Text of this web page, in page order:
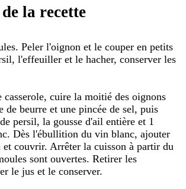
la recette
Peler l'oignon et le couper en petits
l'effeuiller et le hacher, conserver les
casserole, cuire la moitié des oignons
de beurre et une pincée de sel, puis
persil, la gousse d'ail entière et 1
Dès l'ébullition du vin blanc, ajouter
et couvrir. Arrêter la cuisson à partir du
sont ouvertes. Retirer les
le jus et le conserver.